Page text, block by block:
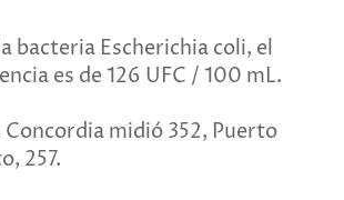
bacteria Escherichia coli, el
es de 126 UFC / 100 mL.
Concordia midió 352, Puerto
257.